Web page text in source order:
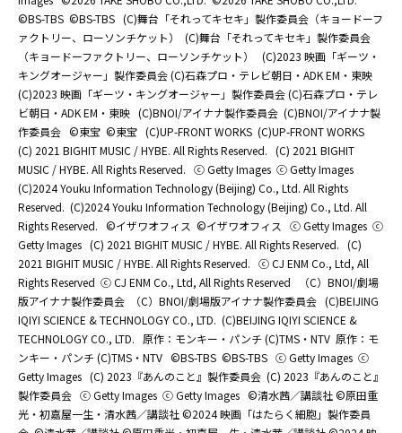
©BS-TBS ©BS-TBS (C)舞台「それってキセキ」製作委員会（キョードーフ
ァクトリー、ローソンチケット）
(C)舞台「それってキセキ」製作委員会
（キョードーファクトリー、ローソンチケット）
(C)2023 映画「ギーツ・
キングオージャー」製作委員会 (C)石森プロ・テレビ朝日・ADK EM・東映
(C)2023 映画「ギーツ・キングオージャー」製作委員会 (C)石森プロ・テレ
ビ朝日・ADK EM・東映 (C)BNOI/アイナナ製作委員会 (C)BNOI/アイナナ製
作委員会 ©東宝 ©東宝 (C)UP-FRONT WORKS (C)UP-FRONT WORKS
(C) 2021 BIGHIT MUSIC / HYBE. All Rights Reserved. (C) 2021 BIGHIT
MUSIC / HYBE. All Rights Reserved. ⓒ Getty Images ⓒ Getty Images
(C)2024 Youku Information Technology (Beijing) Co., Ltd. All Rights
Reserved. (C)2024 Youku Information Technology (Beijing) Co., Ltd. All
Rights Reserved. ©イザワオフィス ©イザワオフィス ⓒ Getty Images ⓒ
Getty Images (C) 2021 BIGHIT MUSIC / HYBE. All Rights Reserved. (C)
2021 BIGHIT MUSIC / HYBE. All Rights Reserved. ⓒ CJ ENM Co., Ltd, All
Rights Reserved ⓒ CJ ENM Co., Ltd, All Rights Reserved
（C）BNOI/劇場
版アイナナ製作委員会
（C）BNOI/劇場版アイナナ製作委員会 (C)BEIJING
IQIYI SCIENCE & TECHNOLOGY CO., LTD. (C)BEIJING IQIYI SCIENCE &
TECHNOLOGY CO., LTD.
原作：モンキー・パンチ (C)TMS・NTV 原作：モ
ンキー・パンチ (C)TMS・NTV ©BS-TBS ©BS-TBS ⓒ Getty Images ⓒ
Getty Images (C) 2023『あんのこと』製作委員会 (C) 2023『あんのこと』
製作委員会 ⓒ Getty Images ⓒ Getty Images ©清水茜／講談社 ©原田重
光・初嘉屋一生・清水茜／講談社 ©2024 映画「はたらく細胞」製作委員